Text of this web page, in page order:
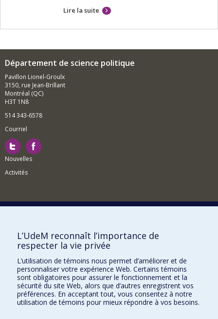
Lire la suite
Département de science politique
Pavillon Lionel-Groulx
3150, rue Jean-Brillant
Montréal (QC)
H3T 1N8
514 343-6578
Courriel
Nouvelles
Activités
Comment soutenir le Département?
BESOIN D'AIDE?
Plan du site
Signaler une erreur
Accessibilité
FACULTÉ DES ARTS ET DES SCIENCES
L’UdeM reconnaît l’importance de
respecter la vie privée
L’utilisation de témoins nous permet d’améliorer et de
personnaliser votre expérience Web. Certains témoins
sont obligatoires pour assurer le fonctionnement et la
sécurité du site Web, alors que d’autres enregistrent vos
préférences. En acceptant tout, vous consentez à notre
utilisation de témoins pour mieux répondre à vos besoins.